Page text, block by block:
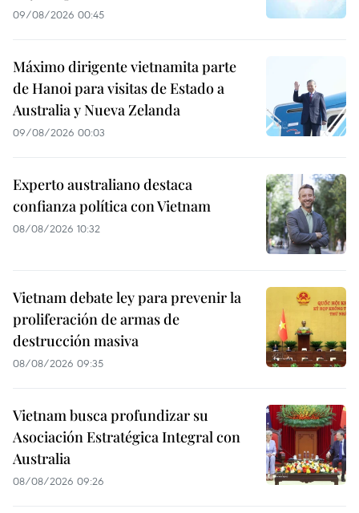
09/08/2026 00:45
Máximo dirigente vietnamita parte
de Hanoi para visitas de Estado a
Australia y Nueva Zelanda
09/08/2026 00:03
Experto australiano destaca
confianza política con Vietnam
08/08/2026 10:32
Vietnam debate ley para prevenir la
proliferación de armas de
destrucción masiva
08/08/2026 09:35
Vietnam busca profundizar su
Asociación Estratégica Integral con
Australia
08/08/2026 09:26